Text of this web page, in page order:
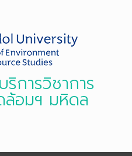
ริการวิชาการ
อมฯ มหิดล